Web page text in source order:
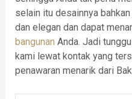
selain itu desainnya
dan elegan dan dapat
bangunan Anda. Jadi
kami lewat kontak yang
penawaran menarik dari